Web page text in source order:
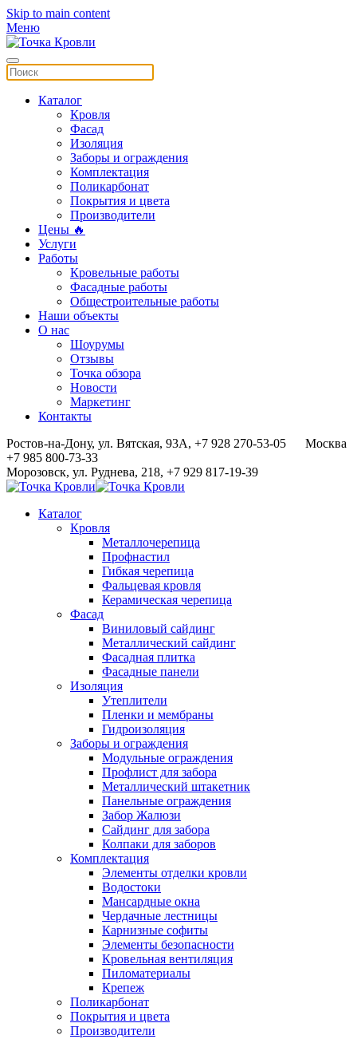
Skip to main content
Меню
Каталог
Кровля
Фасад
Изоляция
Заборы и ограждения
Комплектация
Поликарбонат
Покрытия и цвета
Производители
Цены 🔥
Услуги
Работы
Кровельные работы
Фасадные работы
Общестроительные работы
Наши объекты
О нас
Шоурумы
Отзывы
Точка обзора
Новости
Маркетинг
Контакты
Ростов-на-Дону, ул. Вятская, 93А, +7 928 270-53-05 Москва
+7 985 800-73-33
Морозовск, ул. Руднева, 218, +7 929 817-19-39
Каталог
Кровля
Металлочерепица
Профнастил
Гибкая черепица
Фальцевая кровля
Керамическая черепица
Фасад
Виниловый сайдинг
Металлический сайдинг
Фасадная плитка
Фасадные панели
Изоляция
Утеплители
Пленки и мембраны
Гидроизоляция
Заборы и ограждения
Модульные ограждения
Профлист для забора
Металлический штакетник
Панельные ограждения
Забор Жалюзи
Сайдинг для забора
Колпаки для заборов
Комплектация
Элементы отделки кровли
Водостоки
Мансардные окна
Чердачные лестницы
Карнизные софиты
Элементы безопасности
Кровельная вентиляция
Пиломатериалы
Крепеж
Поликарбонат
Покрытия и цвета
Производители